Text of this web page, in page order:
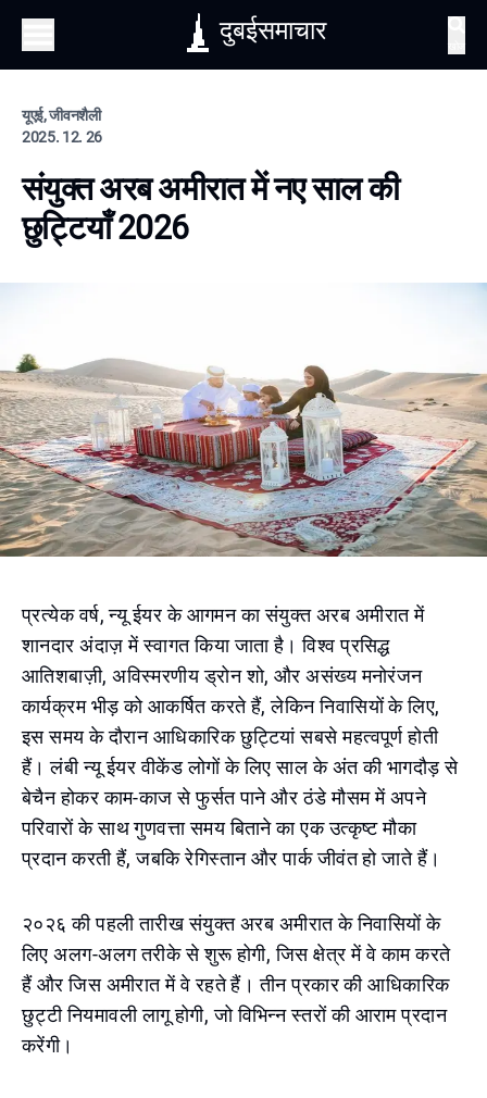
दुबईसमाचार
यूएई, जीवनशैली
2025. 12. 26
संयुक्त अरब अमीरात में नए साल की
छुट्टियाँ 2026
प्रत्येक वर्ष, न्यू ईयर के आगमन का संयुक्त अरब अमीरात में
शानदार अंदाज़ में स्वागत किया जाता है। विश्व प्रसिद्ध
आतिशबाज़ी, अविस्मरणीय ड्रोन शो, और असंख्य मनोरंजन
कार्यक्रम भीड़ को आकर्षित करते हैं, लेकिन निवासियों के लिए,
इस समय के दौरान आधिकारिक छुट्टियां सबसे महत्वपूर्ण होती
हैं। लंबी न्यू ईयर वीकेंड लोगों के लिए साल के अंत की भागदौड़ से
बेचैन होकर काम-काज से फुर्सत पाने और ठंडे मौसम में अपने
परिवारों के साथ गुणवत्ता समय बिताने का एक उत्कृष्ट मौका
प्रदान करती हैं, जबकि रेगिस्तान और पार्क जीवंत हो जाते हैं।
२०२६ की पहली तारीख संयुक्त अरब अमीरात के निवासियों के
लिए अलग-अलग तरीके से शुरू होगी, जिस क्षेत्र में वे काम करते
हैं और जिस अमीरात में वे रहते हैं। तीन प्रकार की आधिकारिक
छुट्टी नियमावली लागू होगी, जो विभिन्न स्तरों की आराम प्रदान
करेंगी।